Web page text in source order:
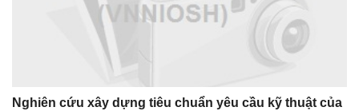
Nghiên cứu xây dựng tiêu chuẩn yêu cầu kỹ thuật của